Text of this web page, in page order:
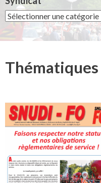
Syndicat